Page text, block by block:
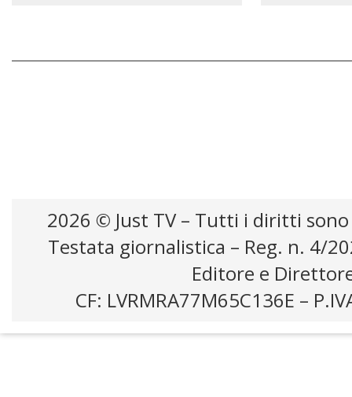
2026 © Just TV – Tutti i diritti
Testata giornalistica – Reg. n. 4/
Editore e
CF: LVRMRA77M65C136E –